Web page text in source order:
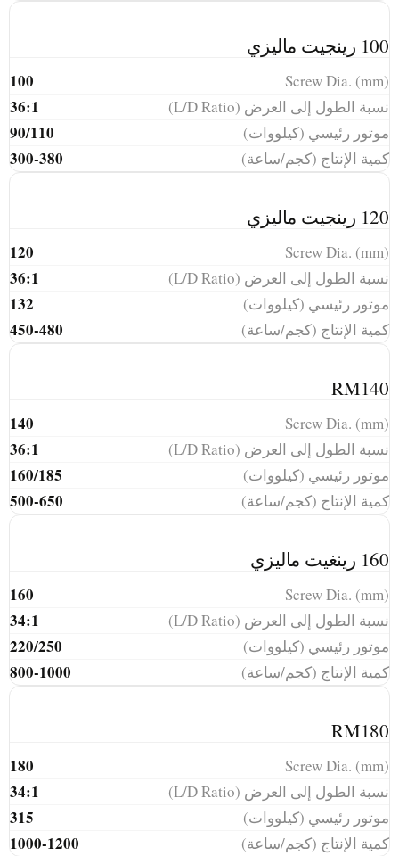
100 رينجيت ماليزي
Screw Dia. (mm)
100
نسبة الطول إلى العرض (L/D Ratio) 36:1
موتور رئيسي (كيلووات) 90/110
كمية الإنتاج (كجم/ساعة) 300-380
120 رينجيت ماليزي
Screw Dia. (mm)
120
نسبة الطول إلى العرض (L/D Ratio) 36:1
موتور رئيسي (كيلووات) 132
كمية الإنتاج (كجم/ساعة) 450-480
RM140
Screw Dia. (mm)
140
نسبة الطول إلى العرض (L/D Ratio) 36:1
موتور رئيسي (كيلووات) 160/185
كمية الإنتاج (كجم/ساعة) 500-650
160 رينغيت ماليزي
Screw Dia. (mm)
160
نسبة الطول إلى العرض (L/D Ratio) 34:1
موتور رئيسي (كيلووات) 220/250
كمية الإنتاج (كجم/ساعة) 800-1000
RM180
Screw Dia. (mm)
180
نسبة الطول إلى العرض (L/D Ratio) 34:1
موتور رئيسي (كيلووات) 315
كمية الإنتاج (كجم/ساعة) 1000-1200